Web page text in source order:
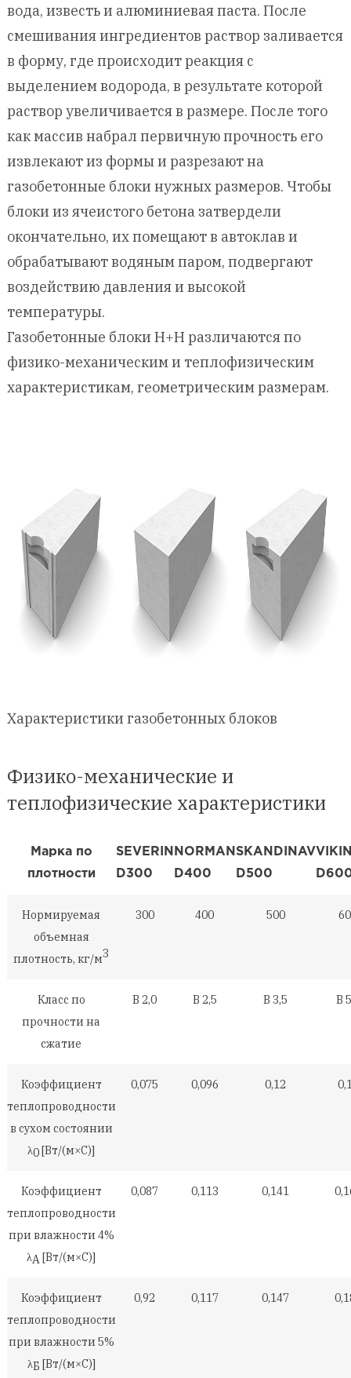
вода, известь и алюминиевая паста. После
смешивания ингредиентов раствор заливается
в форму, где происходит реакция с
выделением водорода, в результате которой
раствор увеличивается в размере. После того
как массив набрал первичную прочность его
извлекают из формы и разрезают на
газобетонные блоки нужных размеров. Чтобы
блоки из ячеистого бетона затвердели
окончательно, их помещают в автоклав и
обрабатывают водяным паром, подвергают
воздействию давления и высокой
температуры.
Газобетонные блоки H+H различаются по
физико-механическим и теплофизическим
характеристикам, геометрическим размерам.
Характеристики газобетонных блоков
Физико-механические и
теплофизические характеристики
Марка по
плотности
SEVERIN
D300
NORMAN
D400
SKANDINAV
D500
Нормируемая
объемная
плотность, кг/м3
300 400 500
Класс по
прочности на
сжатие
B 2,0 B 2,5 B 3,5 B
Коэффициент
теплопроводности
в сухом состоянии
λ0[Вт/(м×С)]
0,075 0,096 0,12
Коэффициент
теплопроводности
при влажности 4%
λА[Вт/(м×С)]
0,087 0,113 0,141
Коэффициент
теплопроводности
при влажности 5%
λБ [Вт/(м×С)]
0,92 0,117 0,147